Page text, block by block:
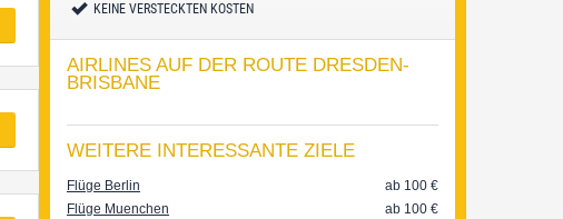
KEINE VERSTECKTEN KOSTEN
AIRLINES AUF DER ROUTE DRESDEN-
BRISBANE
WEITERE INTERESSANTE ZIELE
Flüge Berlin ab 100 €
Flüge Muenchen
ab 100 €